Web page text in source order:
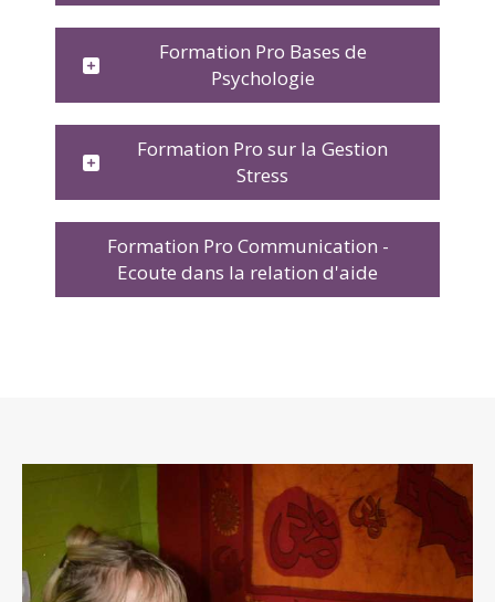
Formation Pro Bases de
Psychologie
Formation Pro sur la Gestion
Stress
Formation Pro Communication -
Ecoute dans la relation d'aide